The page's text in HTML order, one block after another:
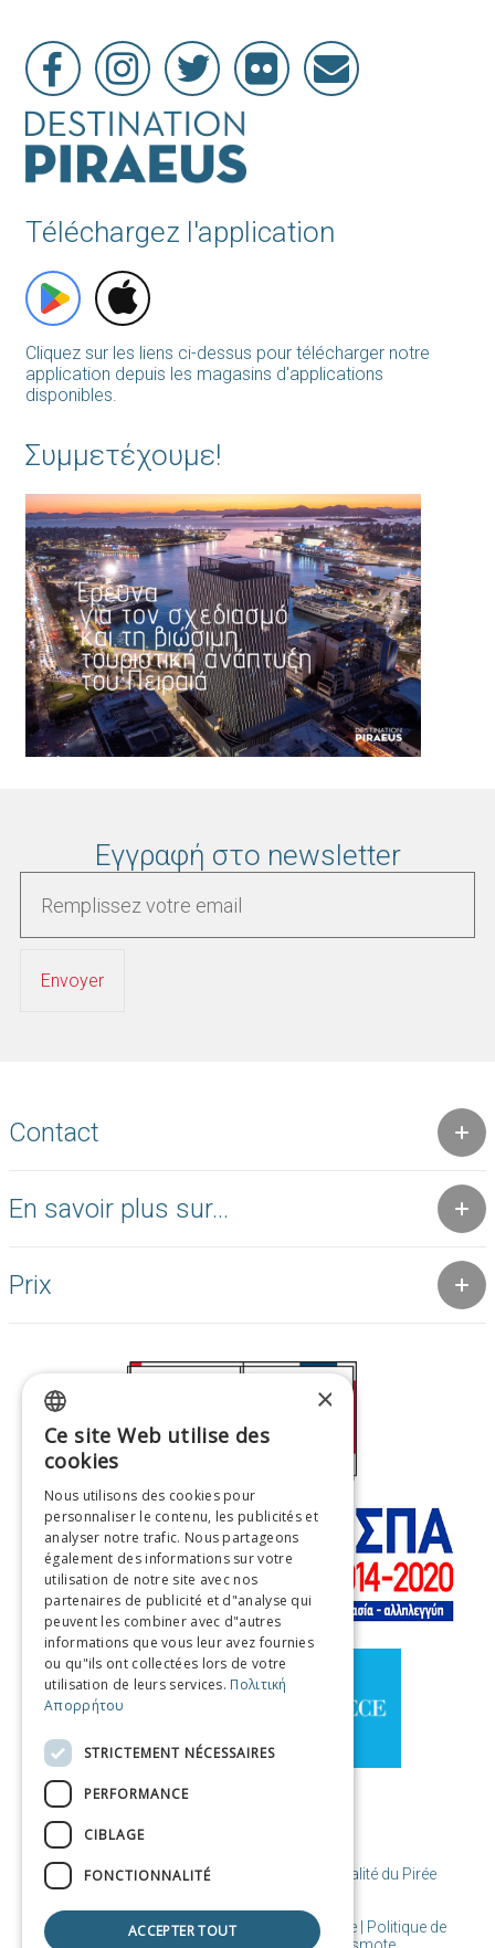
Téléchargez l'application
Cliquez sur les liens ci-dessus pour télécharger notre
application depuis les magasins d'applications
disponibles.
Συμμετέχουμε!
Εγγραφή στο newsletter
Contact
En savoir plus sur...
Prix
© Copyright Destination Le Pirée / Municipalité du Pirée
Conditions d'utilisation | Cookies de politique | Politique de
GREEK
FRENCH
ITALIAN
GERMAN
SPANISH
CHINESE (SIMPLIFIED)
CHINESE
×
Ce site Web utilise des
cookies
Nous utilisons des cookies pour
personnaliser le contenu, les publicités et
analyser notre trafic. Nous partageons
également des informations sur votre
utilisation de notre site avec nos
partenaires de publicité et d"analyse qui
peuvent les combiner avec d"autres
informations que vous leur avez fournies
ou qu"ils ont collectées lors de votre
utilisation de leurs services. Πολιτική
Απορρήτου
STRICTEMENT NÉCESSAIRES
PERFORMANCE
CIBLAGE
FONCTIONNALITÉ
ACCEPTER TOUT